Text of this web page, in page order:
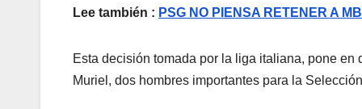
Lee también : PSG NO PIENSA RETENER A
Esta decisión tomada por la liga italiana, pone
Muriel, dos hombres importantes para la